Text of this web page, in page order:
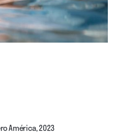
América, 2023